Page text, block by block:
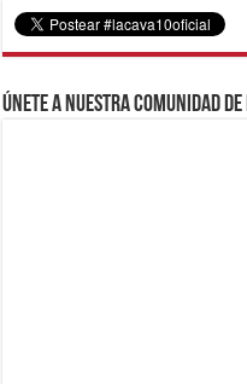
Únete a nuestra comunidad de